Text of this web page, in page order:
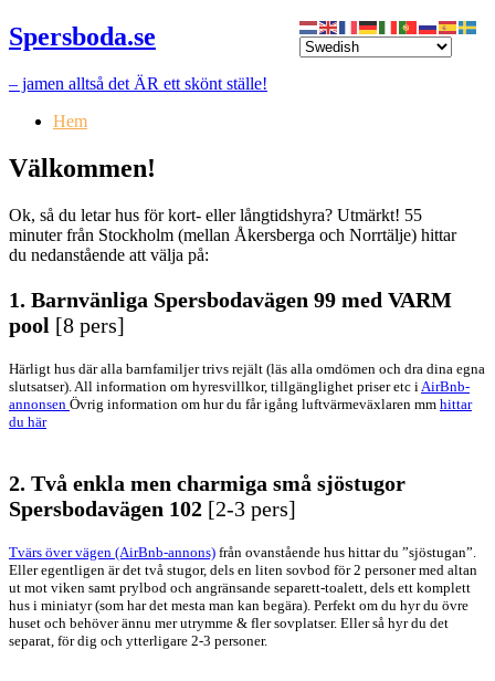
Spersboda.se
– jamen alltså det ÄR ett skönt ställe!
Hem
Välkommen!
Ok, så du letar hus för kort- eller långtidshyra? Utmärkt! 55
minuter från Stockholm (mellan Åkersberga och Norrtälje) hittar
du nedanstående att välja på:
1. Barnvänliga Spersbodavägen 99 med VARM
pool [8 pers]
Härligt hus där alla barnfamiljer trivs rejält (läs alla omdömen och dra dina egna
slutsatser). All information om hyresvillkor, tillgänglighet priser etc i AirBnb-
annonsen Övrig information om hur du får igång luftvärmeväxlaren mm hittar
du här
2. Två enkla men charmiga små sjöstugor
Spersbodavägen 102 [2-3 pers]
Tvärs över vägen (AirBnb-annons) från ovanstående hus hittar du ”sjöstugan”.
Eller egentligen är det två stugor, dels en liten sovbod för 2 personer med altan
ut mot viken samt prylbod och angränsande separett-toalett, dels ett komplett
hus i miniatyr (som har det mesta man kan begära). Perfekt om du hyr du övre
huset och behöver ännu mer utrymme & fler sovplatser. Eller så hyr du det
separat, för dig och ytterligare 2-3 personer.